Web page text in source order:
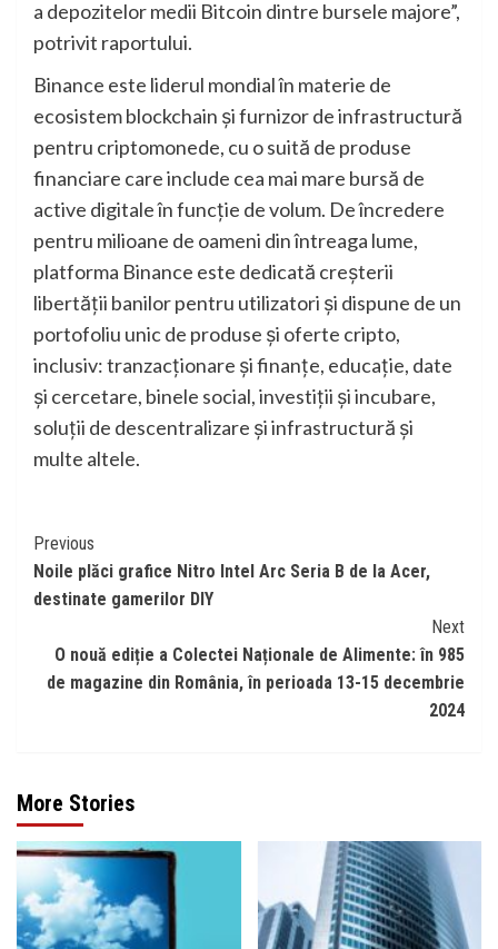
a depozitelor medii Bitcoin dintre bursele majore”,
potrivit raportului.
Binance este liderul mondial în materie de
ecosistem blockchain și furnizor de infrastructură
pentru criptomonede, cu o suită de produse
financiare care include cea mai mare bursă de
active digitale în funcție de volum. De încredere
pentru milioane de oameni din întreaga lume,
platforma Binance este dedicată creșterii
libertății banilor pentru utilizatori și dispune de un
portofoliu unic de produse și oferte cripto,
inclusiv: tranzacționare și finanțe, educație, date
și cercetare, binele social, investiții și incubare,
soluții de descentralizare și infrastructură și
multe altele.
Continue
Reading
Previous
Noile plăci grafice Nitro Intel Arc Seria B de la Acer,
destinate gamerilor DIY
Next
O nouă ediție a Colectei Naționale de Alimente: în 985
de magazine din România, în perioada 13-15 decembrie
2024
More Stories